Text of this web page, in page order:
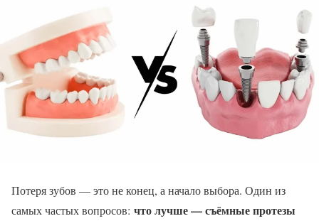
Потеря зубов — это не конец, а начало выбора. Один из
самых частых вопросов: что лучше — съёмные протезы